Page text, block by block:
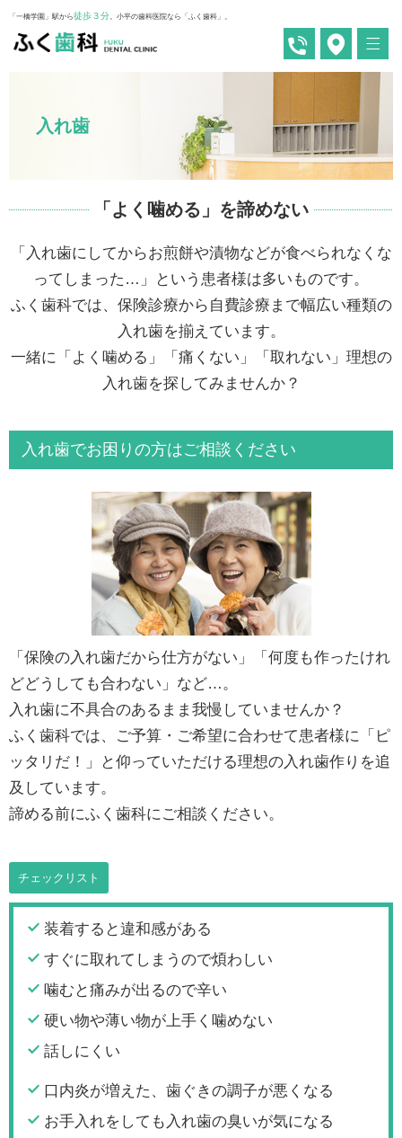
「一橋学園」駅から徒歩３分。小平の歯科医院なら「ふく歯科」。
入れ歯
「よく噛める」を諦めない
「入れ歯にしてからお煎餅や漬物などが食べられなくな
ってしまった…」という患者様は多いものです。
ふく歯科では、保険診療から自費診療まで幅広い種類の
入れ歯を揃えています。
一緒に「よく噛める」「痛くない」「取れない」理想の
入れ歯を探してみませんか？
入れ歯でお困りの方はご相談ください
「保険の入れ歯だから仕方がない」「何度も作ったけれ
どどうしても合わない」など…。
入れ歯に不具合のあるまま我慢していませんか？
ふく歯科では、ご予算・ご希望に合わせて患者様に「ピ
ッタリだ！」と仰っていただける理想の入れ歯作りを追
及しています。
諦める前にふく歯科にご相談ください。
チェックリスト
装着すると違和感がある
すぐに取れてしまうので煩わしい
噛むと痛みが出るので辛い
硬い物や薄い物が上手く噛めない
話しにくい
口内炎が増えた、歯ぐきの調子が悪くなる
お手入れをしても入れ歯の臭いが気になる